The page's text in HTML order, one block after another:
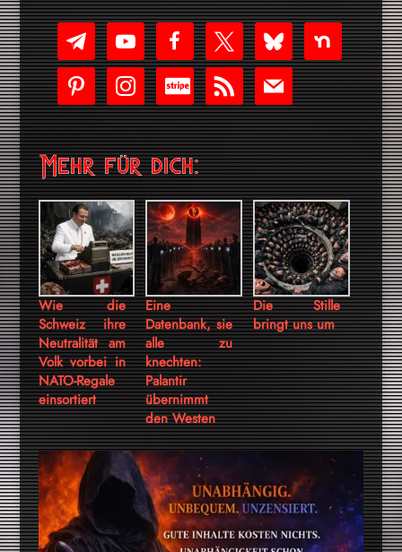
telegramyoutube-
play
facebookx blueskynextdoor
pinterestinstagram
cc-
stripe
rss mail
Mehr für dich:
Wie die
Schweiz ihre
Neutralität am
Volk vorbei in
NATO-Regale
einsortiert
Eine
Datenbank, sie
alle zu
knechten:
Palantir
übernimmt
den Westen
Die Stille
bringt uns um